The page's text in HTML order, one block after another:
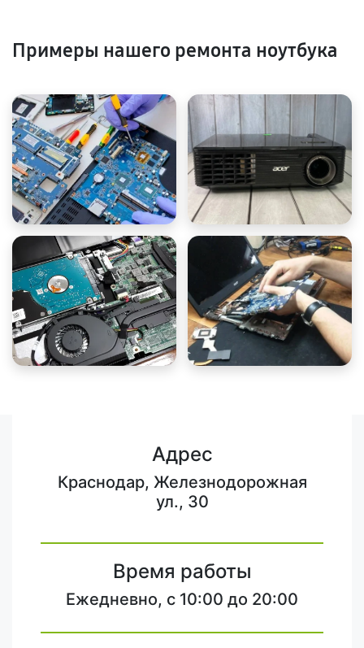
Примеры нашего ремонта ноутбука
Адрес
Краснодар, Железнодорожная
ул., 30
Время работы
Ежедневно, с 10:00 до 20:00